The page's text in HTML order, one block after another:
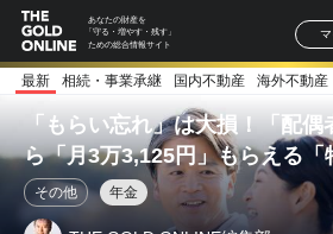
あなたの財産を
「守る・増やす・残す」
ための総合情報サイト
最新 相続・事業承継 国内不動産 海外不動産
「もらい忘れ」は大損！「配
ら「月3万3,125円」もらえる「
その他 年金